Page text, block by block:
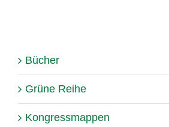
Bücher
Grüne Reihe
Kongressmappen